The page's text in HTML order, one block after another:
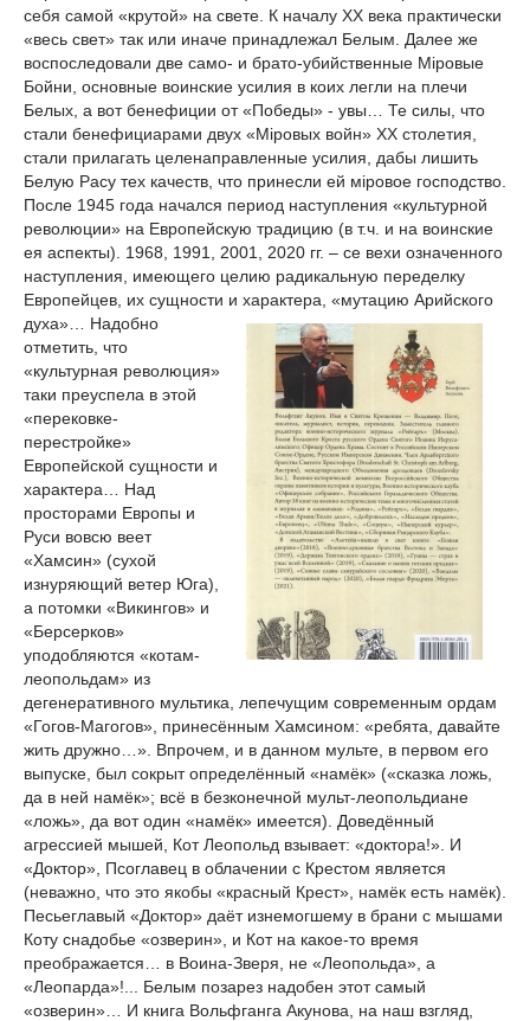
себя самой «крутой» на свете. К началу ХХ века практически
«весь свет» так или иначе принадлежал Белым. Далее же
воспоследовали две само- и брато-убийственные Мiровые
Бойни, основные воинские усилия в коих легли на плечи
Белых, а вот бенефиции от «Победы» - увы… Те силы, что
стали бенефициарами двух «Мiровых войн» ХХ столетия,
стали прилагать целенаправленные усилия, дабы лишить
Белую Расу тех качеств, что принесли ей мiровое господство.
После 1945 года начался период наступления «культурной
революции» на Европейскую традицию (в т.ч. и на воинские
ея аспекты). 1968, 1991, 2001, 2020 гг. – се вехи означенного
наступления, имеющего целию радикальную переделку
Европейцев, их сущности и характера, «мутацию Арийского
духа»… Надобно
отметить, что
«культурная революция»
таки преуспела в этой
«перековке-
перестройке»
Европейской сущности и
характера… Над
просторами Европы и
Руси вовсю веет
«Хамсин» (сухой
изнуряющий ветер Юга),
а потомки «Викингов» и
«Берсерков»
уподобляются «котам-
леопольдам» из
дегенеративного мультика, лепечущим современным ордам
«Гогов-Магогов», принесённым Хамсином: «ребята, давайте
жить дружно…». Впрочем, и в данном мульте, в первом его
выпуске, был сокрыт определённый «намёк» («сказка ложь,
да в ней намёк»; всё в безконечной мульт-леопольдиане
«ложь», да вот один «намёк» имеется). Доведённый
агрессией мышей, Кот Леопольд взывает: «доктора!». И
«Доктор», Псоглавец в облачении с Крестом является
(неважно, что это якобы «красный Крест», намёк есть намёк).
Песьеглавый «Доктор» даёт изнемогшему в брани с мышами
Коту снадобье «озверин», и Кот на какое-то время
преображается… в Воина-Зверя, не «Леопольда», а
«Леопарда»!... Белым позарез надобен этот самый
«озверин»… И книга Вольфганга Акунова, на наш взгляд,